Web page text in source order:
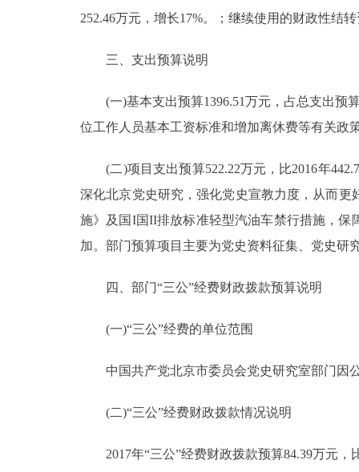
252.46万元，增长17%。；继续使用的财政性结
三、支出预算说明
(一)基本支出预算1396.51万元，占总支出预算
位工作人员基本工资标准和增加离休费等有关政
(二)项目支出预算522.22万元，比2016年
深化北京党史研究，强化党史宣教力度，从而
施》及国I国II排放标准轻型汽油车禁行措施，保
加。部门预算项目主要为党史资料征集、党史研
四、部门“三公”经费财政拨款预算说明
(一)“三公”经费的单位范围
中国共产党北京市委员会党史研究室部门因公
(二)“三公”经费财政拨款情况说明
2017年“三公”经费财政拨款预算84.39万元，